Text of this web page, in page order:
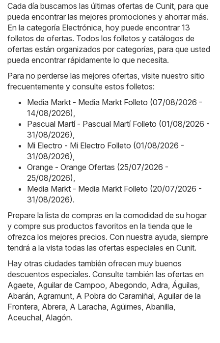
Cada día buscamos las últimas ofertas de Cunit, para que
pueda encontrar las mejores promociones y ahorrar más.
En la categoría Electrónica, hoy puede encontrar 13
folletos de ofertas. Todos los folletos y catálogos de
ofertas están organizados por categorías, para que usted
pueda encontrar rápidamente lo que necesita.
Para no perderse las mejores ofertas, visite nuestro sitio
frecuentemente y consulte estos folletos:
Media Markt - Media Markt Folleto (07/08/2026 -
14/08/2026)
Pascual Martí - Pascual Martí Folleto (01/08/2026 -
31/08/2026)
Mi Electro - Mi Electro Folleto (01/08/2026 -
31/08/2026)
Orange - Orange Ofertas (25/07/2026 -
25/08/2026)
Media Markt - Media Markt Folleto (20/07/2026 -
31/08/2026).
Prepare la lista de compras en la comodidad de su hogar
y compre sus productos favoritos en la tienda que le
ofrezca los mejores precios. Con nuestra ayuda, siempre
tendrá a la vista todas las ofertas especiales en Cunit.
Hay otras ciudades también ofrecen muy buenos
descuentos especiales. Consulte también las ofertas en
Agaete Aguilar de Campoo Abegondo Adra Águilas
Abarán Agramunt A Pobra do Caramiñal Aguilar de la
Frontera Abrera A Laracha Agüimes Abanilla
Aceuchal Alagón.